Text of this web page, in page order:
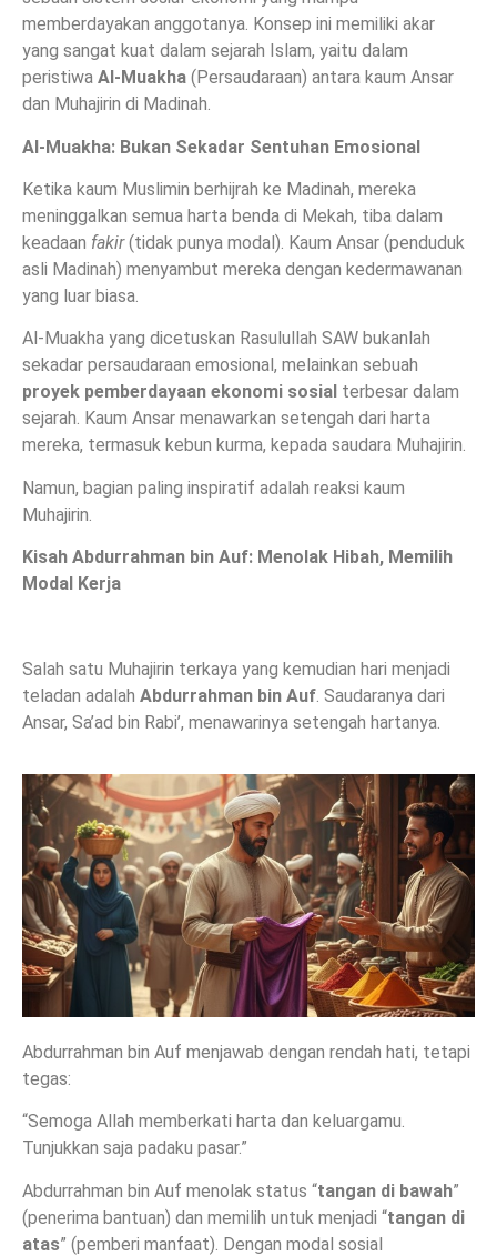
memberdayakan anggotanya. Konsep ini memiliki akar
yang sangat kuat dalam sejarah Islam, yaitu dalam
peristiwa Al-Muakha (Persaudaraan) antara kaum Ansar
dan Muhajirin di Madinah.
Al-Muakha: Bukan Sekadar Sentuhan Emosional
Ketika kaum Muslimin berhijrah ke Madinah, mereka
meninggalkan semua harta benda di Mekah, tiba dalam
keadaan fakir(tidak punya modal). Kaum Ansar (penduduk
asli Madinah) menyambut mereka dengan kedermawanan
yang luar biasa.
Al-Muakha yang dicetuskan Rasulullah SAW bukanlah
sekadar persaudaraan emosional, melainkan sebuah
proyek pemberdayaan ekonomi sosial terbesar dalam
sejarah. Kaum Ansar menawarkan setengah dari harta
mereka, termasuk kebun kurma, kepada saudara Muhajirin.
Namun, bagian paling inspiratif adalah reaksi kaum
Muhajirin.
Kisah Abdurrahman bin Auf: Menolak Hibah, Memilih
Modal Kerja
Salah satu Muhajirin terkaya yang kemudian hari menjadi
teladan adalah Abdurrahman bin Auf. Saudaranya dari
Ansar, Sa’ad bin Rabi’, menawarinya setengah hartanya.
Abdurrahman bin Auf menjawab dengan rendah hati, tetapi
tegas:
“Semoga Allah memberkati harta dan keluargamu.
Tunjukkan saja padaku pasar.”
Abdurrahman bin Auf menolak status “tangan di bawah”
(penerima bantuan) dan memilih untuk menjadi “tangan di
atas” (pemberi manfaat). Dengan modal sosial